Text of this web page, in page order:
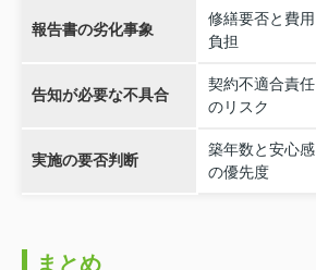
報告書の劣化事象
修繕要否と費用
負担
告知が必要な不具合
契約不適合責任
のリスク
実施の要否判断
築年数と安心感
の優先度
まとめ